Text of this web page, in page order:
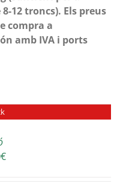
12 troncs). Els preus
compra a
amb IVA i ports
€Interval